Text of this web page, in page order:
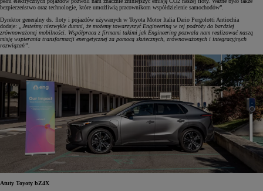
bezpieczeństwo oraz technologie, które umożliwią pracownikom współdzielenie samochodów”.
Dyrektor generalny ds. floty i pojazdów używanych w Toyota Motor Italia Dario Pergolotti Antiochia
dodaje: „Jesteśmy niezwykle dumni, że możemy towarzyszyć Engineering w tej podróży do bardziej
zrównoważonej mobilności. Współpraca z firmami takimi jak Engineering pozwala nam realizować naszą
misję wspierania transformacji energetycznej za pomocą skutecznych, zrównoważonych i integracyjnych
rozwiązań”.
Atuty Toyoty bZ4X